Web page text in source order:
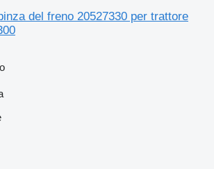
del freno 20527330 per trattore